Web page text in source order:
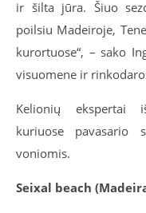
ir šilta jūra. Šiuo
poilsiu Madeiroje,
kurortuose“, – sako
visuomene ir
Kelionių ekspertai
kuriuose pavasario
voniomis.
Seixal beach